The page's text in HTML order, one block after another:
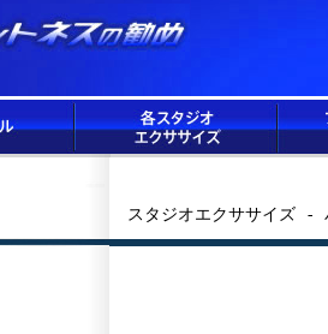
スタジオエクササイズ